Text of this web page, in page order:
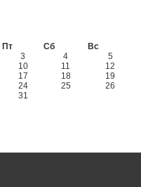
Пт Сб
Вс
3 4
5
10 11
12
17 18
19
24 25
26
31